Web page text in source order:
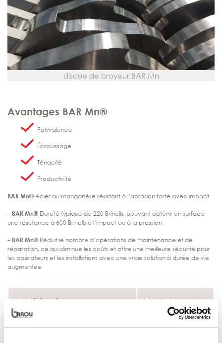
disque de broyeur BAR Mn
Avantages BAR Mn®
Polyvalence
Écrouissage
Ténacité
Productivité
BAR Mn®Acier au manganèse résistant à l’abrasion forte avec impact
– BAR Mn® Dureté typique de 220 Brinells, pouvant obtenir en surface
une résistance à 600 Brinells à l’impact ou à la pression.
– BARMn® Réduit le nombre d’opérations de maintenance et de
réparation, ce qui diminue les coûts et offre une meilleure sécurité pour
les opérateurs et les installations avec une vraie solution à durée de vie
augmentée
Propriétés mécaniques BAR Mn®
Dureté 220 – 550HB